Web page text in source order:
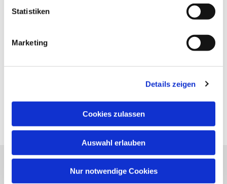
Statistiken
Marketing
Details zeigen
Cookies zulassen
Auswahl erlauben
Nur notwendige Cookies
Evangelische Kirchengemeinde Neureut